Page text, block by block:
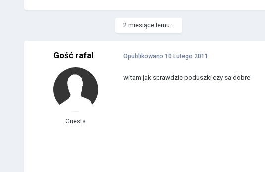
2 miesiące temu...
Gość rafal
Guests
Opublikowano 10 Lutego 2011
witam jak sprawdzic poduszki czy sa dobre